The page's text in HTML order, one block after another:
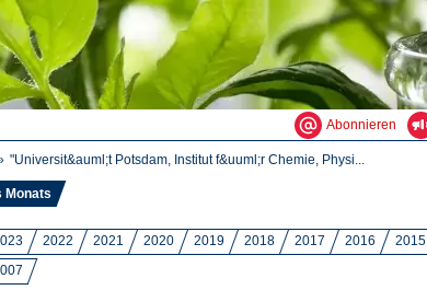
Abonnieren
"Universit&auml;t Potsdam, Institut f&uuml;r Chemie, Physi...
Monats
2022 2021 2020 2019 2018 2017 2016 2015